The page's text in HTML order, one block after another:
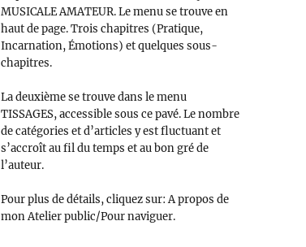
MUSICALE AMATEUR. Le menu se trouve en
haut de page. Trois chapitres (Pratique,
Incarnation, Émotions) et quelques sous-
chapitres.
La deuxième se trouve dans le menu
TISSAGES, accessible sous ce pavé. Le nombre
de catégories et d’articles y est fluctuant et
s’accroît au fil du temps et au bon gré de
l’auteur.
Pour plus de détails, cliquez sur: A propos de
mon Atelier public/Pour naviguer.